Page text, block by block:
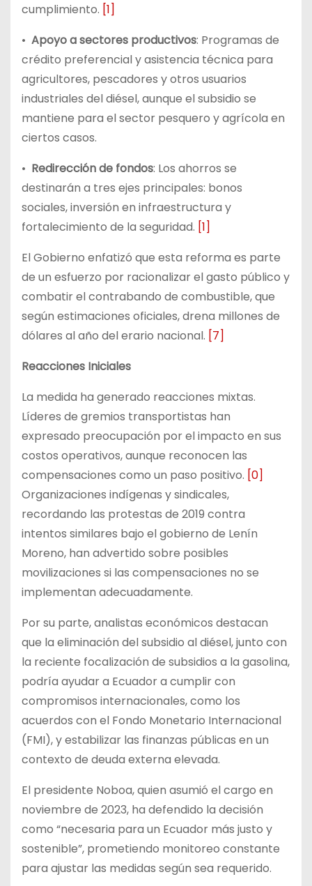
cumplimiento. [1]
• Apoyo a sectores productivos: Programas de
crédito preferencial y asistencia técnica para
agricultores, pescadores y otros usuarios
industriales del diésel, aunque el subsidio se
mantiene para el sector pesquero y agrícola en
ciertos casos.
• Redirección de fondos: Los ahorros se
destinarán a tres ejes principales: bonos
sociales, inversión en infraestructura y
fortalecimiento de la seguridad. [1]
El Gobierno enfatizó que esta reforma es parte
de un esfuerzo por racionalizar el gasto público y
combatir el contrabando de combustible, que
según estimaciones oficiales, drena millones de
dólares al año del erario nacional. [7]
Reacciones Iniciales
La medida ha generado reacciones mixtas.
Líderes de gremios transportistas han
expresado preocupación por el impacto en sus
costos operativos, aunque reconocen las
compensaciones como un paso positivo. [0]
Organizaciones indígenas y sindicales,
recordando las protestas de 2019 contra
intentos similares bajo el gobierno de Lenín
Moreno, han advertido sobre posibles
movilizaciones si las compensaciones no se
implementan adecuadamente.
Por su parte, analistas económicos destacan
que la eliminación del subsidio al diésel, junto con
la reciente focalización de subsidios a la gasolina,
podría ayudar a Ecuador a cumplir con
compromisos internacionales, como los
acuerdos con el Fondo Monetario Internacional
(FMI), y estabilizar las finanzas públicas en un
contexto de deuda externa elevada.
El presidente Noboa, quien asumió el cargo en
noviembre de 2023, ha defendido la decisión
como “necesaria para un Ecuador más justo y
sostenible”, prometiendo monitoreo constante
para ajustar las medidas según sea requerido.